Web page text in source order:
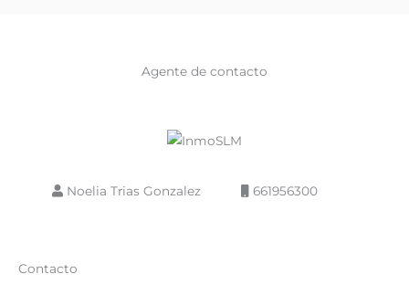
Agente de contacto
Noelia Trias Gonzalez 661956300
Contacto